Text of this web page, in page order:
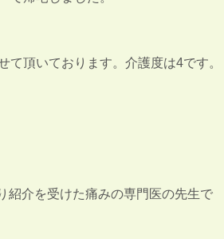
て頂いております。介護度は4です。
紹介を受けた痛みの専門医の先生で